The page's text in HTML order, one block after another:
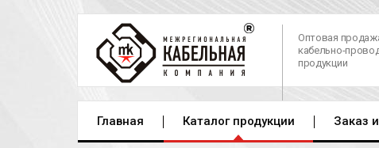
Оптовая
кабельно-
продукции
Главная Каталог продукции Заказ